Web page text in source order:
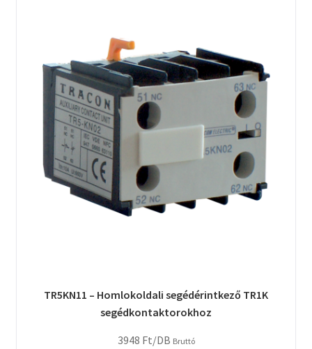
TR5KN11 – Homlokoldali segédérintkező TR1K
segédkontaktorokhoz
3948 Ft/DB Bruttó